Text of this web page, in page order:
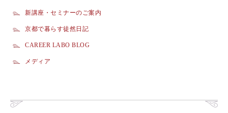
新講座・セミナーのご案内
京都で暮らす徒然日記
CAREER LABO BLOG
メディア